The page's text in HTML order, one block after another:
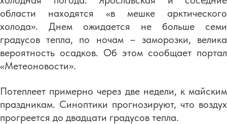
области находятся «в мешке арктического
холода». Днем ожидается не больше семи
градусов тепла, по ночам – заморозки, велика
вероятность осадков. Об этом сообщает портал
«Метеоновости».
Потеплеет примерно через две недели, к майским
праздникам. Синоптики прогнозируют, что воздух
прогреется до двадцати градусов тепла.